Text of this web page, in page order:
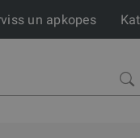
un apkopes